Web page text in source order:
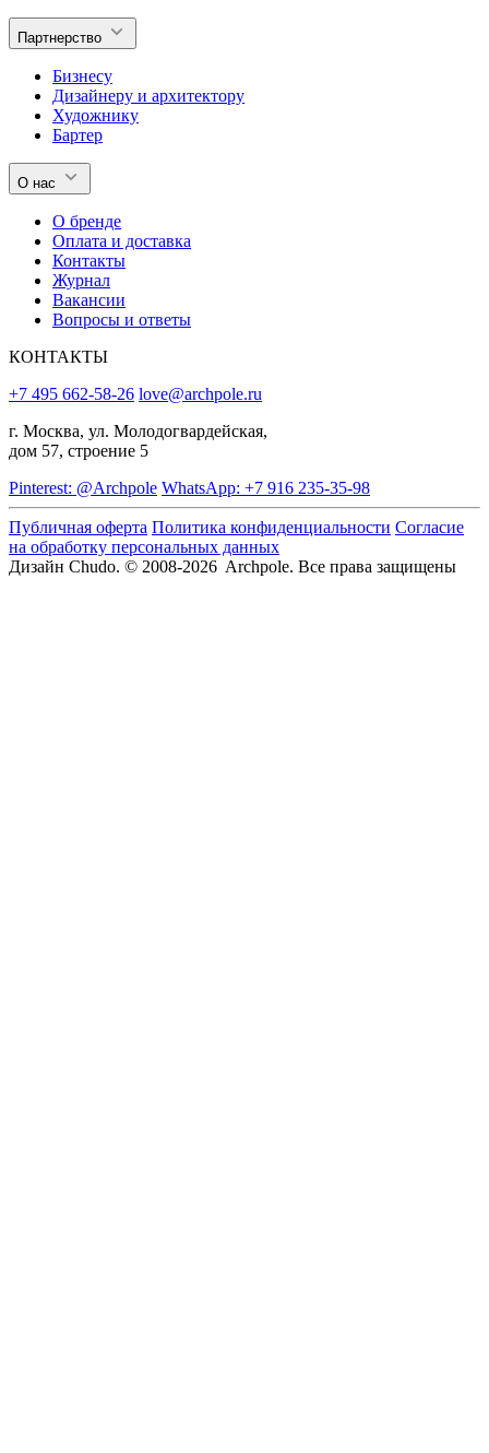
Партнерство
Бизнесу
Дизайнеру и архитектору
Художнику
Бартер
О нас
О бренде
Оплата и доставка
Контакты
Журнал
Вакансии
Вопросы и ответы
КОНТАКТЫ
+7 495 662-58-26 love@archpole.ru
г. Москва, ул. Молодогвардейская,
дом 57, строение 5
Pinterest: @Archpole WhatsApp: +7 916 235-35-98
Публичная оферта Политика конфиденциальности Согласие
на обработку персональных данных
Дизайн Chudo. © 2008-2026 Archpole. Все права защищены